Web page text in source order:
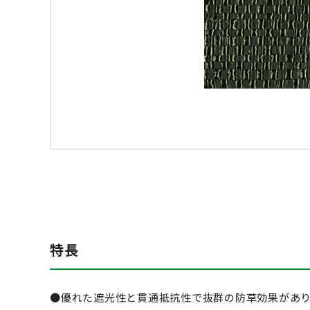
特長
●優れた遮光性と貫通抵抗性で抜群の防草効果があ